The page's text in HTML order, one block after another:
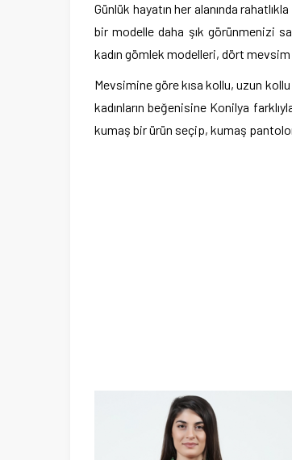
Günlük hayatın her alanında
bir modelle daha şık görünmenizi
kadın gömlek modelleri, dört
Mevsimine göre kısa kollu, uzun
kadınların beğenisine Konilya
kumaş bir ürün seçip, kumaş